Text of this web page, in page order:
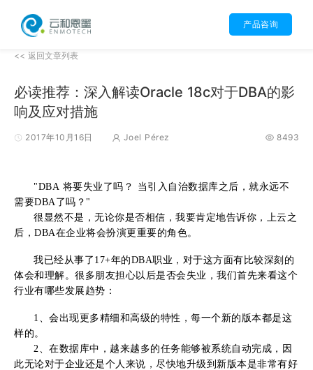
产品咨询
<< 返回文章列表
必读推荐：深入解读Oracle 18c对于DBA的影
响及应对措施
2017年10月16日 Joel Pérez 8493
"DBA 将要失业了吗？ 当引入自治数据库之后，就永远不
需要DBA了吗？"
很显然不是，无论你是否相信，我要肯定地告诉你，上云之
后，DBA在企业将会扮演更重要的角色。
我已经从事了17+年的DBA职业，对于这方面有比较深刻的
体会和理解。很多朋友担心以后是否会失业，我们首先来看这个
行业有哪些发展趋势：
1、会出现更多精细和高级的特性，每一个新的版本都是这
样的。
2、在数据库中，越来越多的任务能够被系统自动完成，因
此无论对于企业还是个人来说，尽快地升级到新版本是非常有好